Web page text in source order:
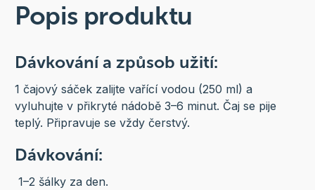
Popis produktu
Dávkování a způsob užití:
1 čajový sáček zalijte vařící vodou (250 ml) a
vyluhujte v přikryté nádobě 3–6 minut. Čaj se pije
teplý. Připravuje se vždy čerstvý.
Dávkování:
1–2 šálky za den.